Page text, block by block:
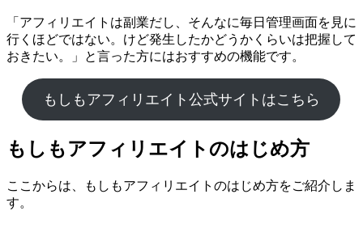
「アフィリエイトは副業だし、そんなに毎日管理画面を見に
行くほどではない。けど発生したかどうかくらいは把握して
おきたい。」と言った方にはおすすめの機能です。
もしもアフィリエイト公式サイトはこちら
もしもアフィリエイトのはじめ方
ここからは、もしもアフィリエイトのはじめ方をご紹介しま
す。